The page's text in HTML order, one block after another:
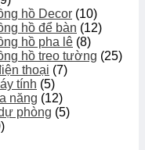
hồ Decor (10)
hồ để bàn (12)
hồ pha lê (8)
hồ treo tường (25)
thoại (7)
tính (5)
năng (12)
phòng (5)